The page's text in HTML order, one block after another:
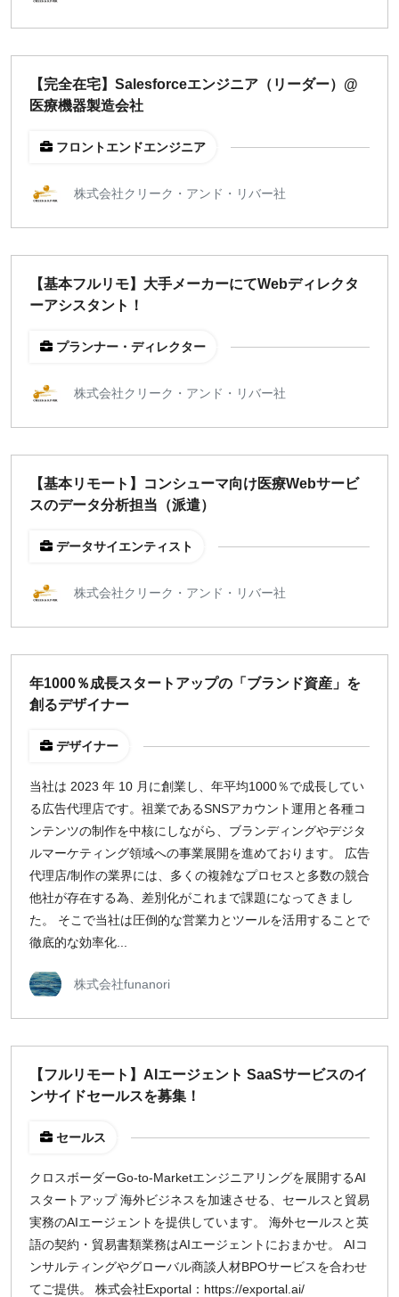
【完全在宅】Salesforceエンジニア（リーダー）@
医療機器製造会社
フロントエンドエンジニア
株式会社クリーク・アンド・リバー社
【基本フルリモ】大手メーカーにてWebディレクタ
ーアシスタント！
プランナー・ディレクター
株式会社クリーク・アンド・リバー社
【基本リモート】コンシューマ向け医療Webサービ
スのデータ分析担当（派遣）
データサイエンティスト
株式会社クリーク・アンド・リバー社
年1000％成長スタートアップの「ブランド資産」を
創るデザイナー
デザイナー
当社は 2023 年 10 月に創業し、年平均1000％で成長してい
る広告代理店です。祖業であるSNSアカウント運用と各種コ
ンテンツの制作を中核にしながら、ブランディングやデジタ
ルマーケティング領域への事業展開を進めております。 広告
代理店/制作の業界には、多くの複雑なプロセスと多数の競合
他社が存在する為、差別化がこれまで課題になってきまし
た。 そこで当社は圧倒的な営業力とツールを活用することで
徹底的な効率化...
株式会社funanori
【フルリモート】AIエージェント SaaSサービスのイ
ンサイドセールスを募集！
セールス
クロスボーダーGo-to-Marketエンジニアリングを展開するAI
スタートアップ 海外ビジネスを加速させる、セールスと貿易
実務のAIエージェントを提供しています。 海外セールスと英
語の契約・貿易書類業務はAIエージェントにおまかせ。 AIコ
ンサルティングやグローバル商談人材BPOサービスを合わせ
てご提供。 株式会社Exportal：https://exportal.ai/